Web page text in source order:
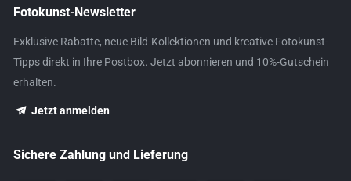
Fotokunst-Newsletter
Exklusive Rabatte, neue Bild-Kollektionen und kreative Fotokunst-
Tipps direkt in Ihre Postbox. Jetzt abonnieren und 10%-Gutschein
erhalten.
Jetzt anmelden
Sichere Zahlung und Lieferung